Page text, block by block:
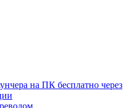
на ПК бесплатно через